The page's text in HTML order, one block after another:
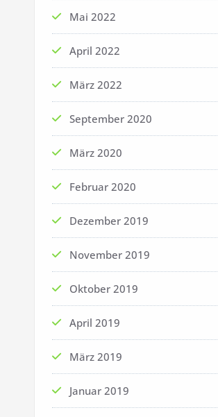
Mai 2022
April 2022
März 2022
September 2020
März 2020
Februar 2020
Dezember 2019
November 2019
Oktober 2019
April 2019
März 2019
Januar 2019